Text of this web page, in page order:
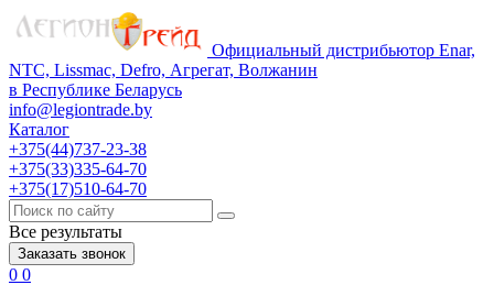
Официальный дистрибьютор Enar,
NTC, Lissmac, Defro, Агрегат, Волжанин
в Республике Беларусь
info@legiontrade.by
Каталог
+375(44)737-23-38
+375(33)335-64-70
+375(17)510-64-70
Все результаты
Заказать звонок
0 0